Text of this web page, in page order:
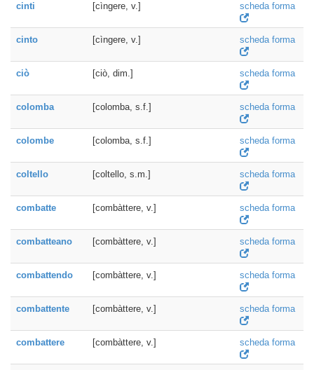
cinti [cìngere, v.] scheda forma
cinto [cìngere, v.] scheda forma
ciò [ciò, dim.] scheda forma
colomba [colomba, s.f.] scheda forma
colombe [colomba, s.f.] scheda forma
coltello [coltello, s.m.] scheda forma
combatte [combàttere, v.] scheda forma
combatteano [combàttere, v.] scheda forma
combattendo [combàttere, v.] scheda forma
combattente [combàttere, v.] scheda forma
combattere [combàttere, v.] scheda forma